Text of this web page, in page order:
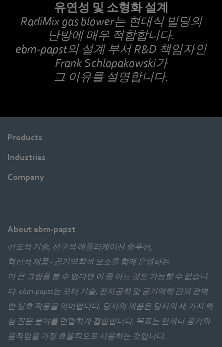
유연성 및 소형화 설계
RadiMix gas blower는 현대식 빌딩의
난방에 매우 적합합니다.
ebm‑papst의 설계 부서 R&D 책임자인
Frank Schlopakowski가
그 이유를 설명합니다.
Products
Industries
Company
About ebm-papst
선도적 기술, 선구적 애플리케이션 솔루션,
혁신적 제품 - 공기역학적 요소를 함께 운영하는
더 큰 그림을 볼 수 없다면 이 중 어느 것도 가능할 수 없습니
다. ebm‑papst는 모터 기술, 전자공학 및 공기역학 간의 완벽
한 상호 작용을 의미합니다. 당사의 제품은 당사의 세 가지 핵
심 전문 분야를 면밀하게 결합합니다. 목표는 언제나 공기와
움직임을 가장 효율적으로 사용하는 것입니다.